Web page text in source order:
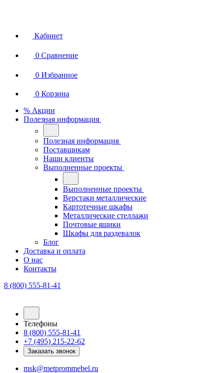
Кабинет
0 Сравнение
0 Избранное
0 Корзина
% Акции
Полезная информация
Полезная информация
Поставщикам
Наши клиенты
Выполненные проекты
Выполненные проекты
Верстаки металлические
Картотечные шкафы
Металлические стеллажи
Почтовые ящики
Шкафы для раздевалок
Блог
Доставка и оплата
О нас
Контакты
8 (800) 555-81-41
Телефоны
8 (800) 555-81-41
+7 (495) 215-22-62
Заказать звонок
msk@metprommebel.ru